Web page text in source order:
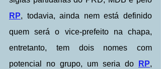
RP, todavia, ainda nem está definido
quem será o vice-prefeito na chapa,
entretanto, tem dois nomes com
potencial no grupo, um seria do
RP,